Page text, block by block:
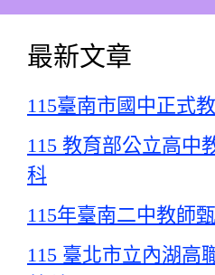
最新文章
115臺南市國中正式
115 教育部公立高中
科
115年臺南二中教師
115 臺北市立內湖高